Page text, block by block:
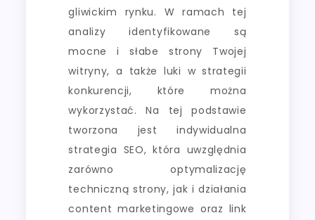
gliwickim rynku. W ramach tej
analizy identyfikowane są
mocne i słabe strony Twojej
witryny, a także luki w strategii
konkurencji, które można
wykorzystać. Na tej podstawie
tworzona jest indywidualna
strategia SEO, która uwzględnia
zarówno optymalizację
techniczną strony, jak i działania
content marketingowe oraz link